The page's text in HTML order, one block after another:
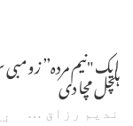
ایک "نیم مردہ”
ہلچل مچا دی
ندیم رزاق کھوہارا